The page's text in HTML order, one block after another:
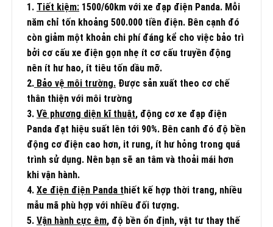
1. Tiết kiệm: 1500/60km với xe đạp điện Panda. Mỗi
năm chỉ tốn khoảng 500.000 tiền điện. Bên cạnh đó
còn giảm một khoản chi phí đáng kể cho việc bảo trì
bởi cơ cấu xe điện gọn nhẹ ít cơ cấu truyền động
nên ít hư hao, ít tiêu tốn dầu mỡ.
2. Bảo vệ môi trường. Được sản xuất theo cơ chế
thân thiện với môi trường
3. Về phương diện kĩ thuật, động cơ xe đạp điện
Panda đạt hiệu suất lên tới 90%. Bên canh đó độ bền
động cơ điện cao hơn, it rung, ít hư hỏng trong quá
trình sử dụng. Nên bạn sẽ an tâm và thoải mái hơn
khi vận hành.
4. Xe điện điện Panda thiết kế hợp thời trang, nhiều
mẫu mã phù hợp với nhiều đối tượng.
5. Vận hành cực êm, độ bền ổn định, vật tư thay thế